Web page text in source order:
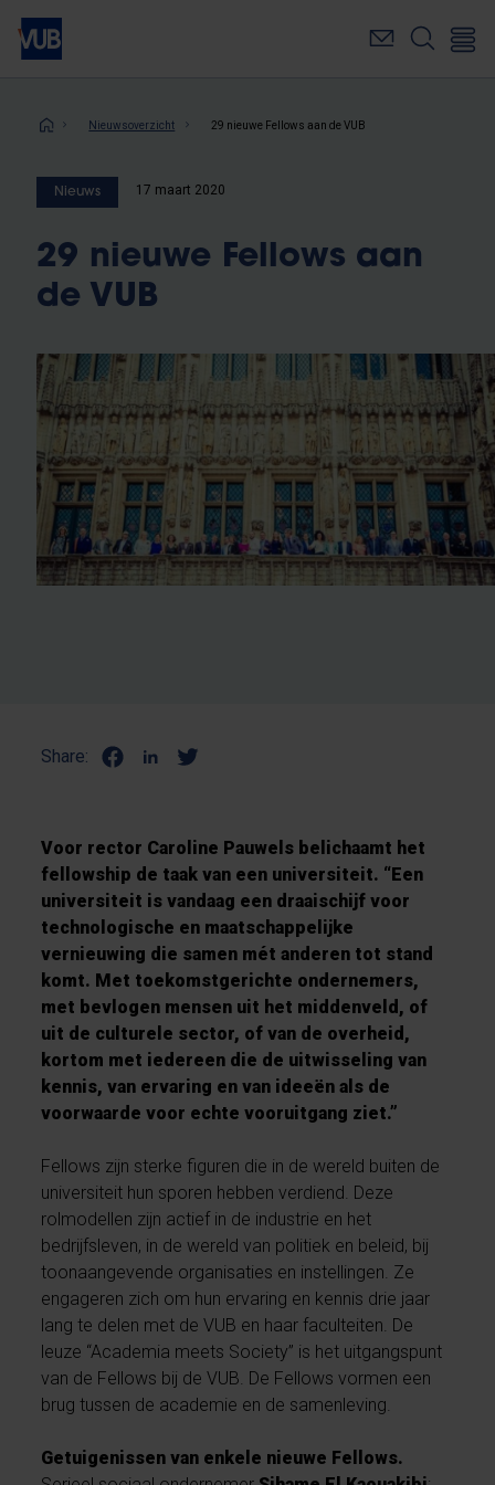
Overslaan
naar
inhoudKruimelpad
Nieuwsoverzicht 29 nieuwe Fellows aan de VUB
Nieuws 17 maart 2020
29 nieuwe Fellows aan
de VUB
Share:
Voor rector Caroline Pauwels belichaamt het
fellowship de taak van een universiteit. “Een
universiteit is vandaag een draaischijf voor
technologische en maatschappelijke
vernieuwing die samen mét anderen tot stand
komt. Met toekomstgerichte ondernemers,
met bevlogen mensen uit het middenveld, of
uit de culturele sector, of van de overheid,
kortom met iedereen die de uitwisseling van
kennis, van ervaring en van ideeën als de
voorwaarde voor echte vooruitgang ziet.”
Fellows zijn sterke figuren die in de wereld buiten de
universiteit hun sporen hebben verdiend. Deze
rolmodellen zijn actief in de industrie en het
bedrijfsleven, in de wereld van politiek en beleid, bij
toonaangevende organisaties en instellingen. Ze
engageren zich om hun ervaring en kennis drie jaar
lang te delen met de VUB en haar faculteiten. De
leuze “Academia meets Society” is het uitgangspunt
van de Fellows bij de VUB. De Fellows vormen een
brug tussen de academie en de samenleving.
Getuigenissen van enkele nieuwe Fellows.